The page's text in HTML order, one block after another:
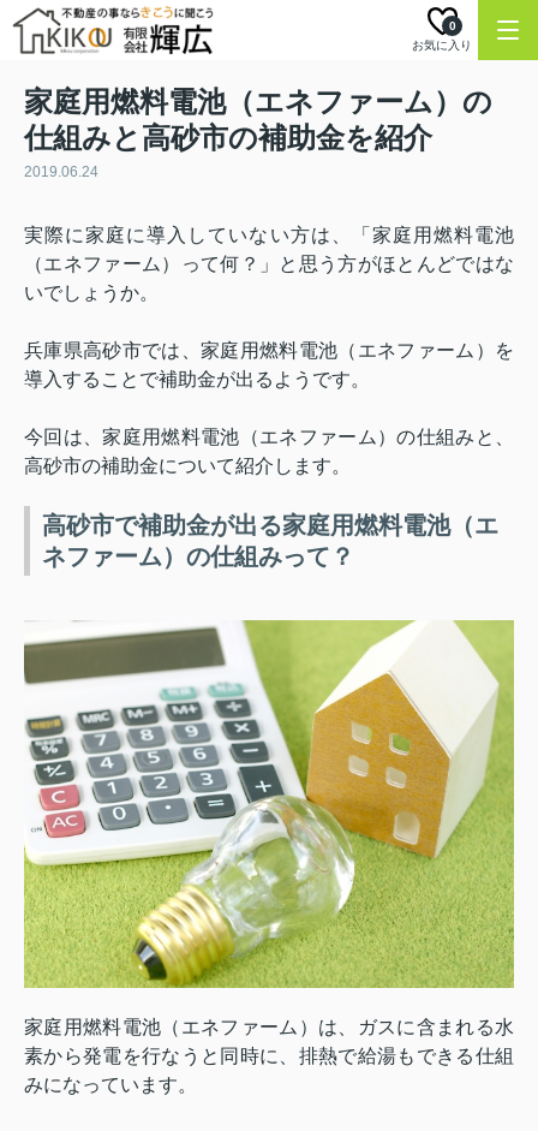
お気に入り
0
家庭用燃料電池（エネファーム）の
仕組みと高砂市の補助金を紹介
2019.06.24
実際に家庭に導入していない方は、「家庭用燃料電池
（エネファーム）って何？」と思う方がほとんどではな
いでしょうか。
兵庫県高砂市では、家庭用燃料電池（エネファーム）を
導入することで補助金が出るようです。
今回は、家庭用燃料電池（エネファーム）の仕組みと、
高砂市の補助金について紹介します。
高砂市で補助金が出る家庭用燃料電池（エ
ネファーム）の仕組みって？
家庭用燃料電池（エネファーム）は、ガスに含まれる水
素から発電を行なうと同時に、排熱で給湯もできる仕組
みになっています。